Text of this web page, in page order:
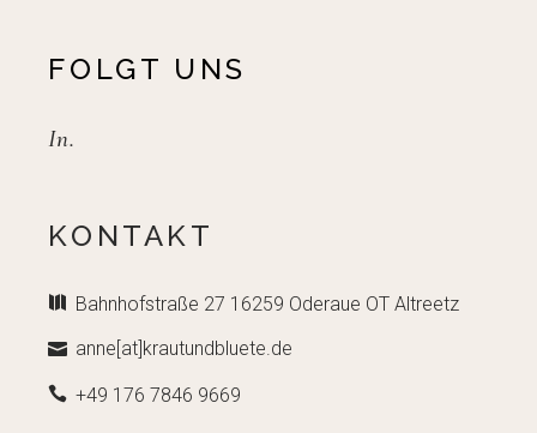
FOLGT UNS
In.
KONTAKT
Bahnhofstraße 27 16259 Oderaue OT Altreetz
anne[at]krautundbluete.de
+49 176 7846 9669